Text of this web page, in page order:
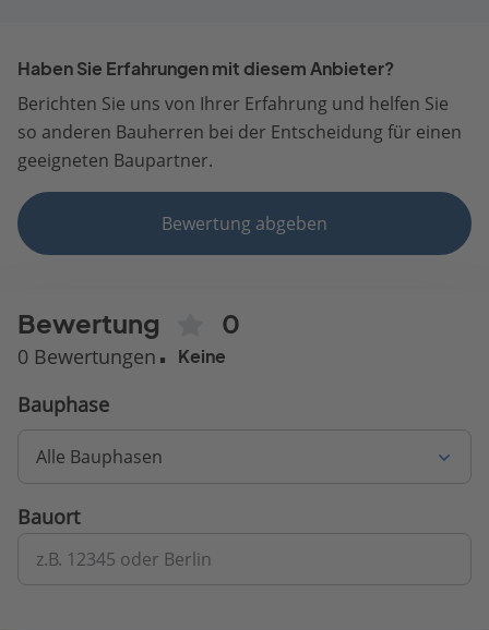
Haben Sie Erfahrungen mit diesem Anbieter?
Berichten Sie uns von Ihrer Erfahrung und helfen Sie
so anderen Bauherren bei der Entscheidung für einen
geeigneten Baupartner.
Bewertung abgeben
Bewertung 0
0 Bewertungen Keine
Bauphase
Alle Bauphasen
Bauort
z.B. 12345 oder Berlin